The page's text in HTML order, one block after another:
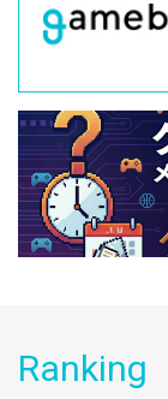
Ranking